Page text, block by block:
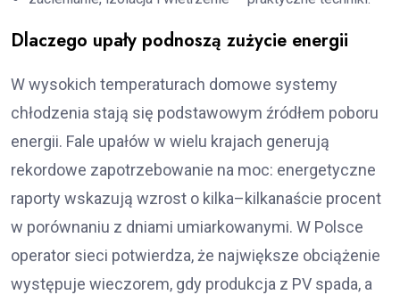
Dlaczego upały podnoszą zużycie energii
W wysokich temperaturach domowe systemy
chłodzenia stają się podstawowym źródłem poboru
energii. Fale upałów w wielu krajach generują
rekordowe zapotrzebowanie na moc: energetyczne
raporty wskazują wzrost o kilka–kilkanaście procent
w porównaniu z dniami umiarkowanymi. W Polsce
operator sieci potwierdza, że największe obciążenie
występuje wieczorem, gdy produkcja z PV spada, a